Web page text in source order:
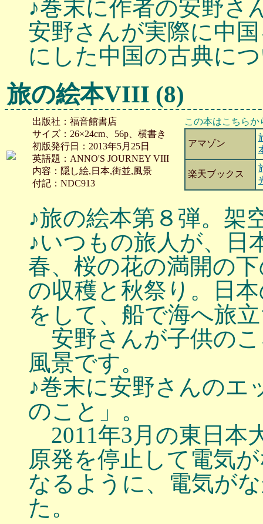
♪巻末に作者の安野さ
安野さんが実際に中
にした中国の古典に
旅の絵本VIII (8)
出版社：福音館書店
サイズ：26×24cm、56p、横書き
初版発行日：2013年5月25日
英語題：ANNO'S JOURNEY VIII
内容：隠し絵,日本,街並,風景
付記：NDC913
この本はこちら
アマゾン
楽天ブックス
♪旅の絵本第８弾。架
♪いつもの旅人が、日
春、桜の花の満開の
の収穫と秋祭り。日
をして、船で海へ旅
安野さんが子供の
風景です。
♪巻末に安野さんのエ
のこと」。
2011年3月の東日本
原発を停止して電気
なるように、電気が
た。